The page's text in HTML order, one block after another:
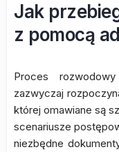
Jak
z pomocą
Proces
zazwyczaj
której omawiane są
scenariusze
niezbędne